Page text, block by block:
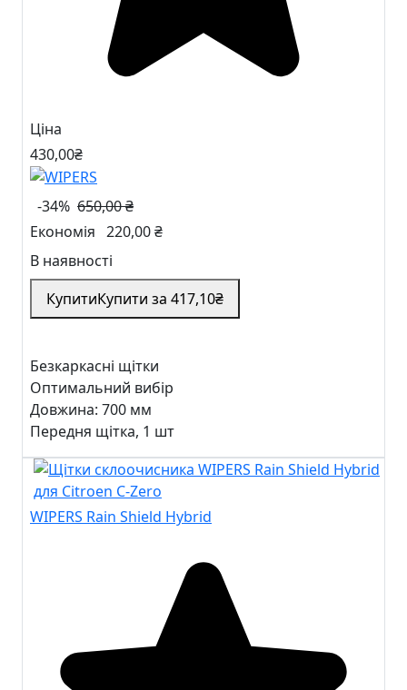
Ціна
430,00₴
-34% 650,00 ₴
Економія 220,00 ₴
В наявності
КупитиКупити за 417,10₴
Безкаркасні щітки
Оптимальний вибір
Довжина: 700 мм
Передня щітка, 1 шт
WIPERS Rain Shield Hybrid